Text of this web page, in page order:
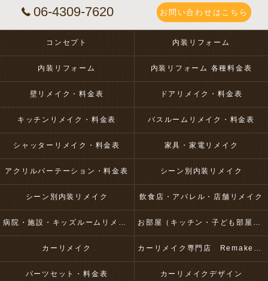
06-4309-7620 お問い合わせはこちら
コンセプト 内装リフォーム
内装リフォーム 内装リフォーム 各種料金表
壁リメイク・料金表 ドアリメイク・料金表
キッチンリメイク・料金表 バスルームリメイク・料金表
シャッターリメイク・料金表 家具・家電リメイク
アクリルパーテーション・料金表 シーン別内装リメイク
シーン別内装リメイク 飲食店・アパレル・店舗リメイク
病院・施設・キッズルームリメイク お部屋（キッチン・子ども部屋・壁など）リメイク
カーリメイク カーリメイク専門店 RemakeUp
パーツセット・料金表 カーリメイクデザイン